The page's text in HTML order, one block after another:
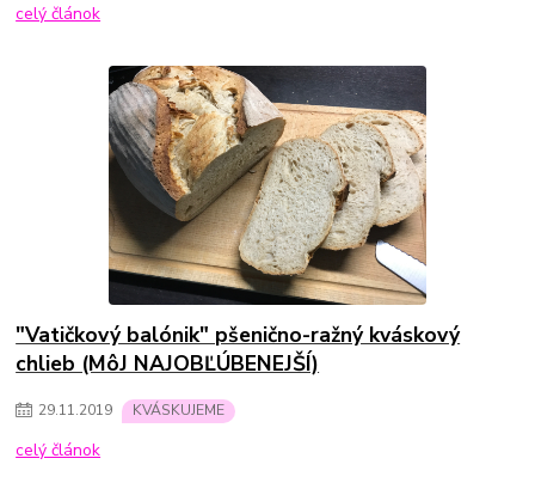
celý článok
"Vatičkový balónik" pšenično-ražný kváskový
chlieb (MôJ NAJOBĽÚBENEJŠÍ)
29.11.2019 KVÁSKUJEME
celý článok